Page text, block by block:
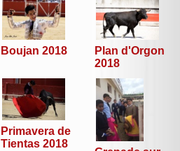
Boujan 2018
Plan d'Orgon
2018
Primavera de
Tientas 2018